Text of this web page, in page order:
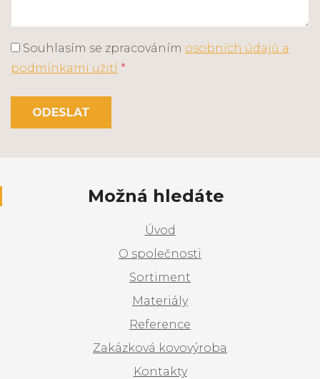
Souhlasím se zpracováním osobních údajů a
podmínkami užití *
ODESLAT
Možná hledáte
Úvod
O společnosti
Sortiment
Materiály
Reference
Zakázková kovovýroba
Kontakty